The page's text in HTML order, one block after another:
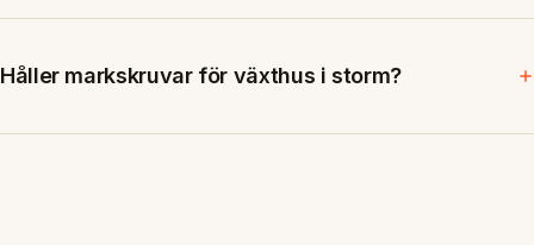
Håller markskruvar för växthus i storm?